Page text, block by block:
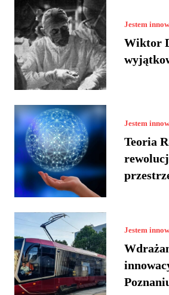
Jestem
Wiktor
Jestem
Teoria
Jestem